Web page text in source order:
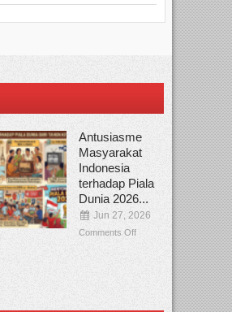
Antusiasme
Masyarakat
Indonesia
terhadap Piala
Dunia 2026...
Jun 27, 2026
Comments Off